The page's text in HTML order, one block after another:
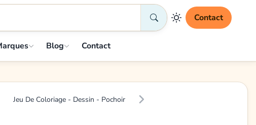
Contact
Blog Contact
Jeu De Coloriage - Dessin - Pochoir